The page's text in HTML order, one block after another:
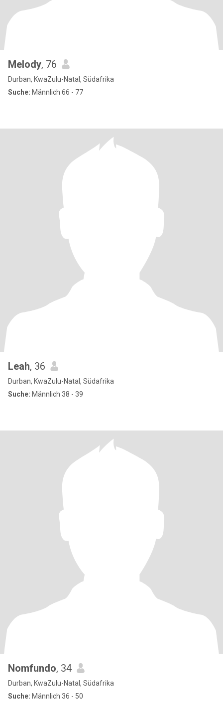
Melody, 76
Durban, KwaZulu-Natal, Südafrika
Suche: Männlich 66 - 77
Leah, 36
Durban, KwaZulu-Natal, Südafrika
Suche: Männlich 38 - 39
Nomfundo, 34
Durban, KwaZulu-Natal, Südafrika
Suche: Männlich 36 - 50